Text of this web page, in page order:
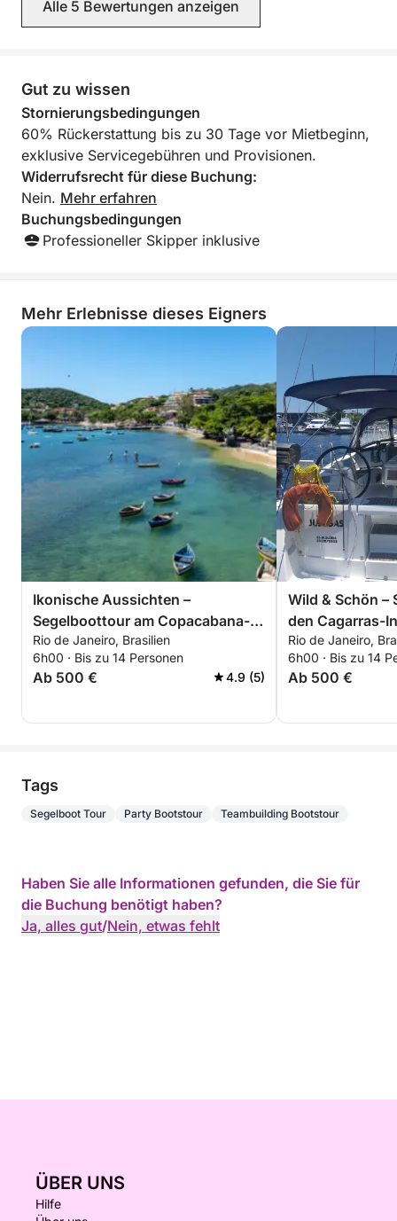
Alle 5 Bewertungen anzeigen
Gut zu wissen
Stornierungsbedingungen
60% Rückerstattung bis zu 30 Tage vor Mietbeginn,
exklusive Servicegebühren und Provisionen.
Widerrufsrecht für diese Buchung:
Nein. Mehr erfahren
Buchungsbedingungen
Professioneller Skipper inklusive
Mehr Erlebnisse dieses Eigners
Ikonische Aussichten –
Segelboottour am Copacabana-
Strand
Rio de Janeiro, Brasilien
6h00 · Bis zu 14 Personen
Ab 500 € 4.9 (5)
Wild & Schön –
den Cagarras-
Rio de Janeiro,
6h00 · Bis zu 14
Ab 500 €
Tags
Segelboot Tour Party Bootstour Teambuilding Bootstour
Haben Sie alle Informationen gefunden, die Sie für
die Buchung benötigt haben?
Ja, alles gut/Nein, etwas fehlt
ÜBER UNS
Hilfe